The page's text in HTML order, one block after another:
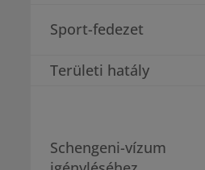
Sport-fedezet
Területi hatály
Schengeni-vízum